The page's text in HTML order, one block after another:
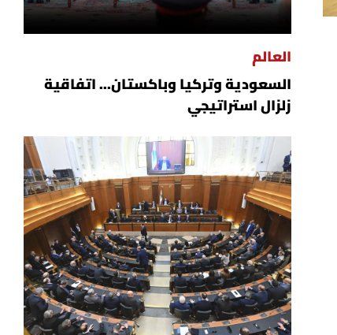
العالم
السعودية وتركيا وباكستان... اتفاقية
زلزال استراتيجي